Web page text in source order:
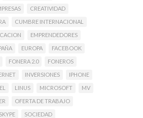
CREATIVIDAD
CUMBRE INTERNACIONAL
EMPRENDEDORES
EUROPA
FACEBOOK
FONERA 2.0
FONEROS
INVERSIONES
IPHONE
LINUS MICROSOFT
MV
OFERTA DE TRABAJO
SKYPE
SOCIEDAD